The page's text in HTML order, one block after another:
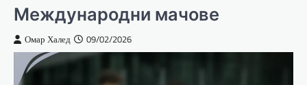
Международни мачове
Омар Халед 09/02/2026